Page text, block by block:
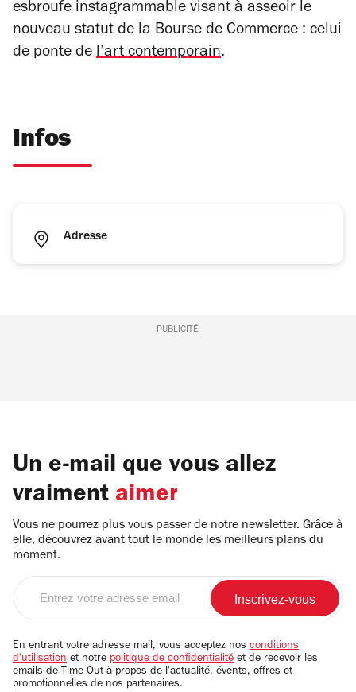
esbroufe instagrammable visant à asseoir le
nouveau statut de la Bourse de Commerce : celui
de ponte de l’art contemporain.
Infos
Adresse
PUBLICITÉ
Un e-mail que vous allez
vraiment aimer
Vous ne pourrez plus vous passer de notre newsletter. Grâce à
elle, découvrez avant tout le monde les meilleurs plans du
moment.
email
En entrant votre adresse mail, vous acceptez nos conditions
d'utilisation et notre politique de confidentialité et de recevoir les
emails de Time Out à propos de l'actualité, évents, offres et
promotionnelles de nos partenaires.